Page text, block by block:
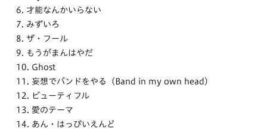
6. 才能なんかいらない
7. みずいろ
8. ザ・フール
9. もうがまんはやだ
10. Ghost
11. 妄想でバンドをやる（Band in my own head）
12. ビューティフル
13. 愛のテーマ
14. あん・はっぴいえんど